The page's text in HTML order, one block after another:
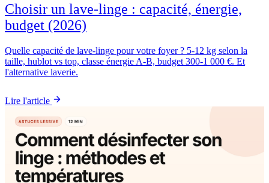
Choisir un lave-linge : capacité, énergie,
budget (2026)
Quelle capacité de lave-linge pour votre foyer ? 5-12 kg selon la
taille, hublot vs top, classe énergie A-B, budget 300-1 000 €. Et
l'alternative laverie.
Lire l'article